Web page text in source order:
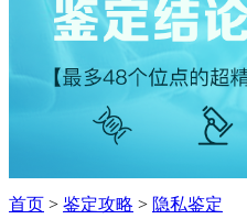
首页 > 鉴定攻略 > 隐私鉴定